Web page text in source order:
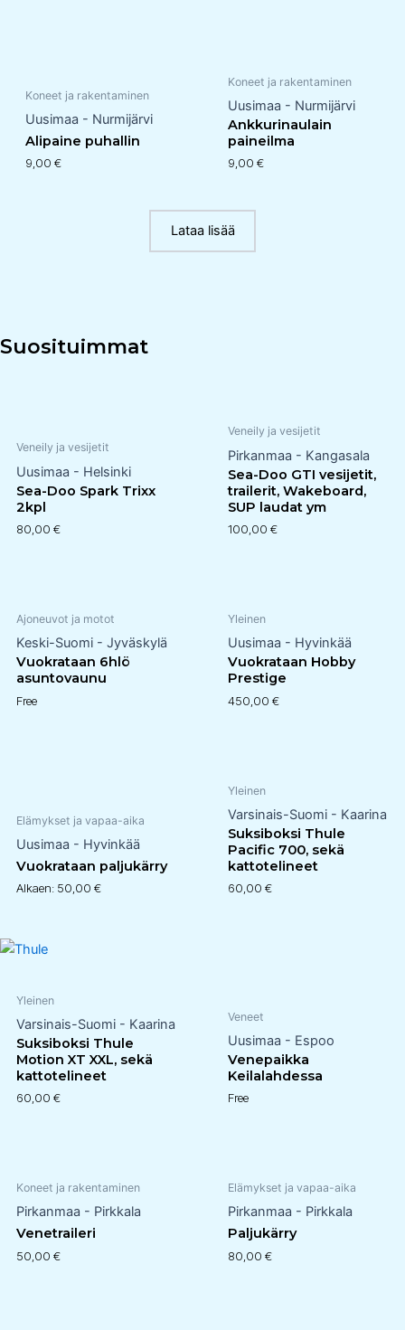
Koneet ja rakentaminen
Uusimaa - Nurmijärvi
Alipaine puhallin
9,00 €
Koneet ja rakentaminen
Uusimaa - Nurmijärvi
Ankkurinaulain
paineilma
9,00 €
Lataa lisää
Suosituimmat
Veneily ja vesijetit
Uusimaa - Helsinki
Sea-Doo Spark Trixx
2kpl
80,00 €
Veneily ja vesijetit
Pirkanmaa - Kangasala
Sea-Doo GTI vesijetit,
trailerit, Wakeboard,
SUP laudat ym
100,00 €
Ajoneuvot ja motot
Keski-Suomi - Jyväskylä
Vuokrataan 6hlö
asuntovaunu
Free
Yleinen
Uusimaa - Hyvinkää
Vuokrataan Hobby
Prestige
450,00 €
Elämykset ja vapaa-aika
Uusimaa - Hyvinkää
Vuokrataan paljukärry
Alkaen: 50,00 €
Yleinen
Varsinais-Suomi - Kaarina
Suksiboksi Thule
Pacific 700, sekä
kattotelineet
60,00 €
Yleinen
Varsinais-Suomi - Kaarina
Suksiboksi Thule
Motion XT XXL, sekä
kattotelineet
60,00 €
Veneet
Uusimaa - Espoo
Venepaikka
Keilalahdessa
Free
Koneet ja rakentaminen
Pirkanmaa - Pirkkala
Venetraileri
50,00 €
Elämykset ja vapaa-aika
Pirkanmaa - Pirkkala
Paljukärry
80,00 €